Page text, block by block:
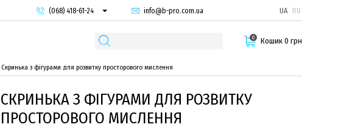
(068) 418-61-24
info@b-pro.com.ua UA RU
0 Кошик 0 грн
Скринька з фігурами для розвитку просторового мислення
СКРИНЬКА З ФІГУРАМИ ДЛЯ РОЗВИТКУ
ПРОСТОРОВОГО МИСЛЕННЯ